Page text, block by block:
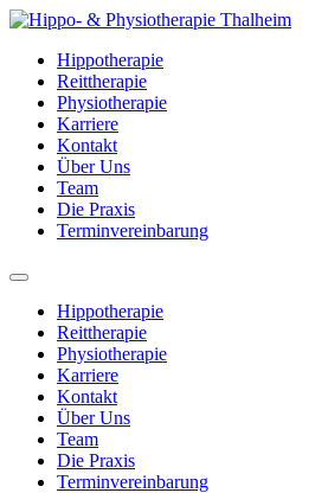
Zum
wechselnHippotherapie
Reittherapie
Physiotherapie
Karriere
Kontakt
Über Uns
Team
Die Praxis
Terminvereinbarung
Menü
Hippotherapie
Reittherapie
Physiotherapie
Karriere
Kontakt
Über Uns
Team
Die Praxis
Terminvereinbarung